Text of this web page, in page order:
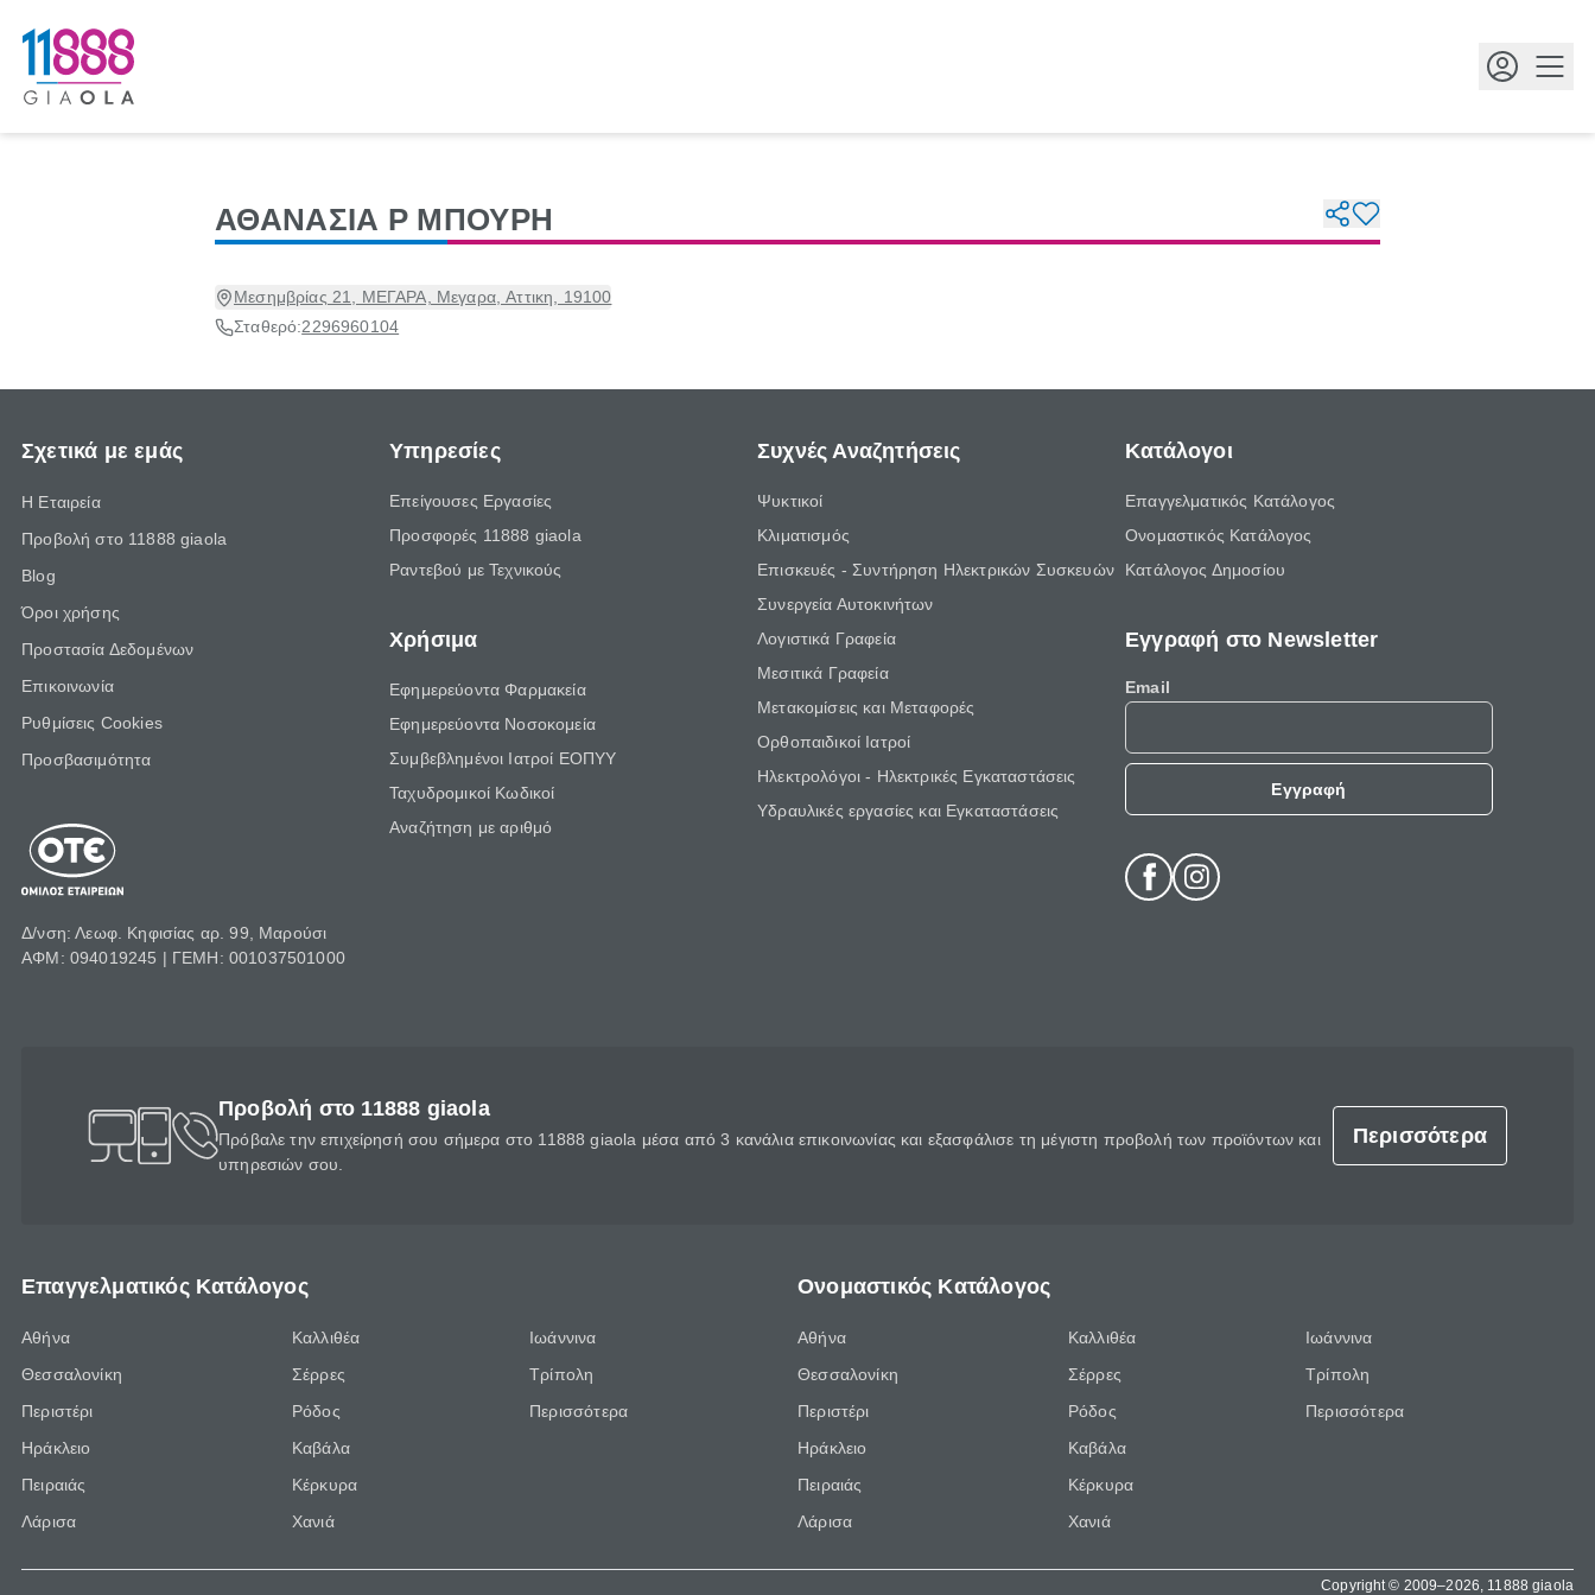
ΑΘΑΝΑΣΙΑ Ρ ΜΠΟΥΡΗ
Μεσημβρίας 21, ΜΕΓΑΡΑ, Μεγαρα, Αττικη, 19100
Σταθερό:2296960104
Σχετικά με εμάς
Η Εταιρεία
Προβολή στο 11888 giaola
Blog
Όροι χρήσης
Προστασία Δεδομένων
Επικοινωνία
Ρυθμίσεις Cookies
Προσβασιμότητα
Δ/νση: Λεωφ. Κηφισίας αρ. 99, Μαρούσι
ΑΦΜ: 094019245 | ΓΕΜΗ: 001037501000
Υπηρεσίες
Επείγουσες Εργασίες
Προσφορές 11888 giaola
Ραντεβού με Τεχνικούς
Χρήσιμα
Εφημερεύοντα Φαρμακεία
Εφημερεύοντα Νοσοκομεία
Συμβεβλημένοι Ιατροί ΕΟΠΥΥ
Ταχυδρομικοί Κωδικοί
Αναζήτηση με αριθμό
Συχνές Αναζητήσεις
Ψυκτικοί
Κλιματισμός
Επισκευές - Συντήρηση Ηλεκτρικών Συσκευών
Συνεργεία Αυτοκινήτων
Λογιστικά Γραφεία
Μεσιτικά Γραφεία
Μετακομίσεις και Μεταφορές
Ορθοπαιδικοί Ιατροί
Ηλεκτρολόγοι - Ηλεκτρικές Εγκαταστάσεις
Υδραυλικές εργασίες και Εγκαταστάσεις
Κατάλογοι
Επαγγελματικός Κατάλογος
Ονομαστικός Κατάλογος
Κατάλογος Δημοσίου
Εγγραφή στο Newsletter
Email
Εγγραφή
Προβολή στο 11888 giaola
Πρόβαλε την επιχείρησή σου σήμερα στο 11888 giaola μέσα από 3 κανάλια επικοινωνίας και εξασφάλισε τη μέγιστη προβολή των προϊόντων και
υπηρεσιών σου.
Περισσότερα
Επαγγελματικός Κατάλογος
Αθήνα
Θεσσαλονίκη
Περιστέρι
Ηράκλειο
Πειραιάς
Λάρισα
Καλλιθέα
Σέρρες
Ρόδος
Καβάλα
Κέρκυρα
Χανιά
Ιωάννινα
Τρίπολη
Περισσότερα
Ονομαστικός Κατάλογος
Αθήνα
Θεσσαλονίκη
Περιστέρι
Ηράκλειο
Πειραιάς
Λάρισα
Καλλιθέα
Σέρρες
Ρόδος
Καβάλα
Κέρκυρα
Χανιά
Ιωάννινα
Τρίπολη
Περισσότερα
Copyright © 2009–2026, 11888 giaola